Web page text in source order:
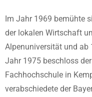
Im Jahr 1969 bemühte
der lokalen Wirtschaft
Alpenuniversität und ab
Jahr 1975 beschloss
Fachhochschule in
verabschiedete der